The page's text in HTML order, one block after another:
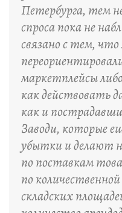
Петербурга, тем
спроса пока не
связано с тем, что
маркетплейсы
как действовать
как и
Заводи, которые
убытки и делают
по поставкам
по
складских